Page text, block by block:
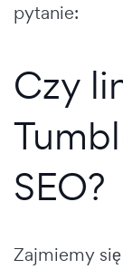
pytanie:
Czy
SEO?
Zajmiemy